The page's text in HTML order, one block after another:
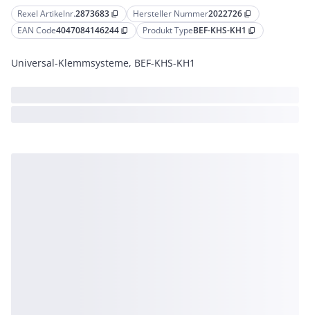
Rexel Artikelnr.2873683 content_copy Hersteller Nummer2022726 content_copy
EAN Code4047084146244 content_copy Produkt TypeBEF-KHS-KH1 content_copy
Universal-Klemmsysteme, BEF-KHS-KH1